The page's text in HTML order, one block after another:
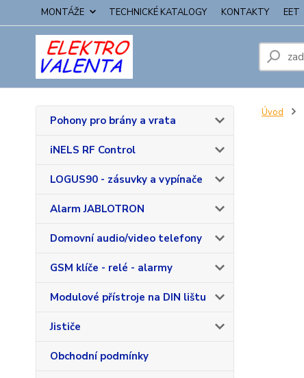
MONTÁŽE TECHNICKÉ KATALOGY KONTAKTY EET
Pohony pro brány a vrata
iNELS RF Control
LOGUS90 - zásuvky a vypínače
Alarm JABLOTRON
Domovní audio/video telefony
GSM klíče - relé - alarmy
Modulové přístroje na DIN lištu
Jističe
Obchodní podmínky
Úvod